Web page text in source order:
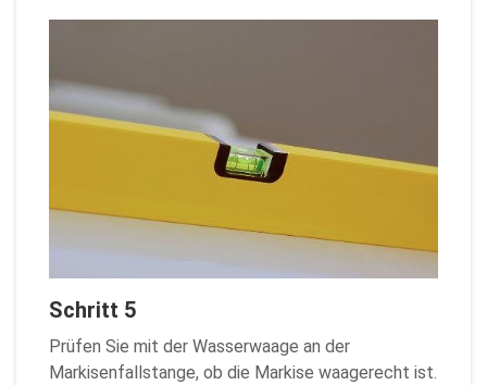
Schritt 5
Prüfen Sie mit der Wasserwaage an der
Markisenfallstange, ob die Markise waagerecht ist.